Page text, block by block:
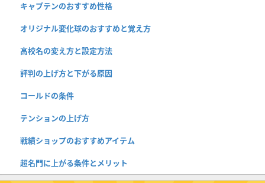
キャプテンのおすすめ性格
オリジナル変化球のおすすめと覚え方
高校名の変え方と設定方法
評判の上げ方と下がる原因
コールドの条件
テンションの上げ方
戦績ショップのおすすめアイテム
超名門に上がる条件とメリット